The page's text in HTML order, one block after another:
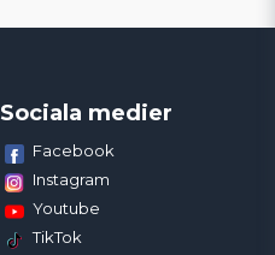
Sociala medier
Facebook
Instagram
Youtube
TikTok